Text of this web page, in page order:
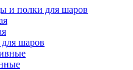
и полки для шаров
шаров